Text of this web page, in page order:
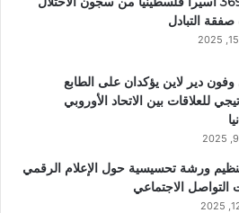
التبادل
دير لاين يؤكدان على الطابع
للعلاقات بين الاتحاد الأوروبي
ورشة تحسيسية حول الإعلام الرقمي
الاجتماعي